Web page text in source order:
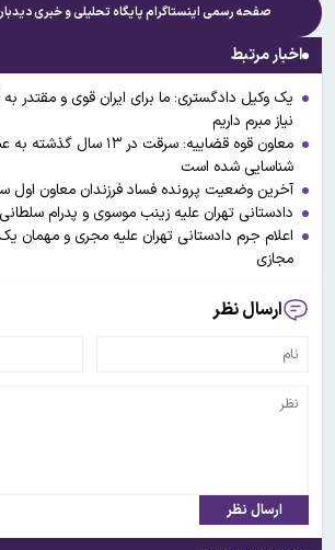
صفحه رسمی اینستاگرام پایگاه تحلیلی و خبری
اخبار مرتبط
یک وکیل دادگستری: ما برای ایران قوی و مقتدر
نیاز مبرم داریم
معاون قوه قضاییه: سرقت در
شناسایی شده است
آخرین وضعیت پرونده فساد فرزندان معاون اول
دادستانی تهران علیه زینب موسوی و پدرام
اعلام جرم دادستانی تهران علیه مجری و مهمان
مجازی
ارسال نظر
ارسال نظر